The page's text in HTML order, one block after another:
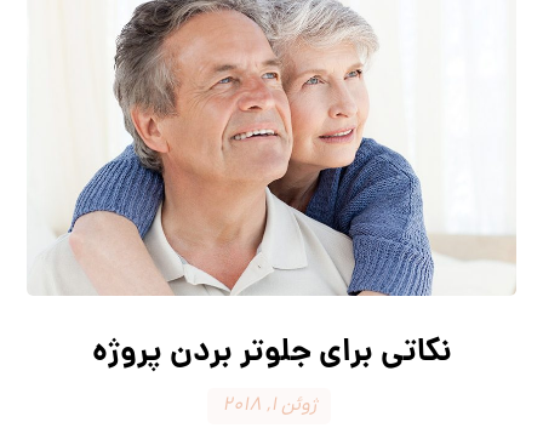
نکاتی برای جلوتر بردن پروژه
ژوئن ۱, ۲۰۱۸